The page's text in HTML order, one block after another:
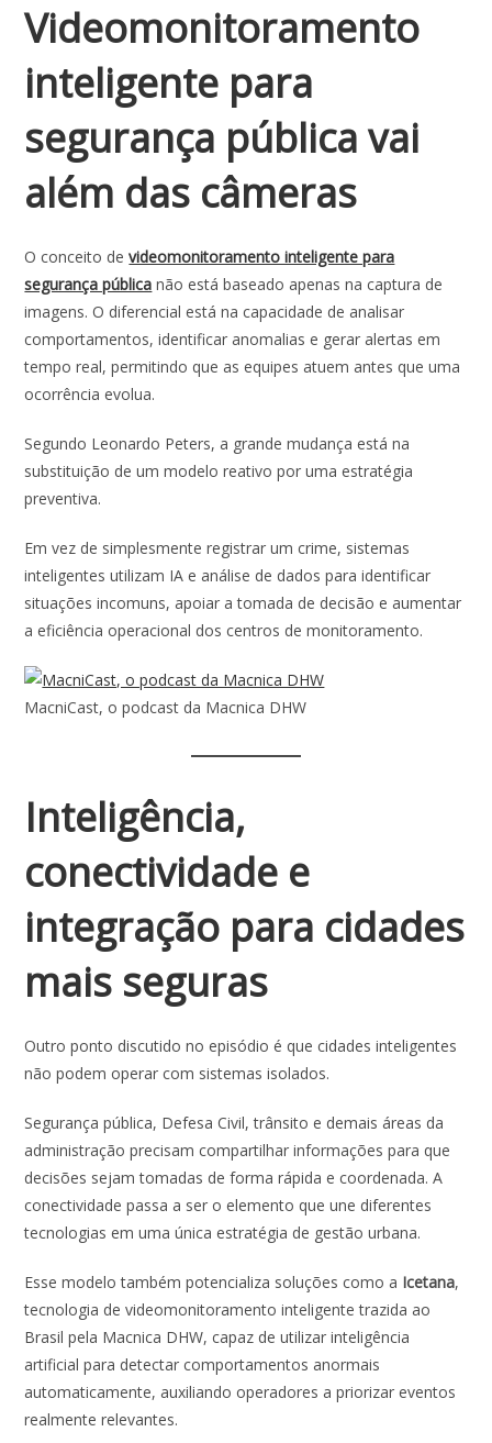
Videomonitoramento
inteligente para
segurança pública vai
além das câmeras
O conceito devideomonitoramento inteligente para
segurança pública não está baseado apenas na captura de
imagens. O diferencial está na capacidade de analisar
comportamentos, identificar anomalias e gerar alertas em
tempo real, permitindo que as equipes atuem antes que uma
ocorrência evolua.
Segundo Leonardo Peters, a grande mudança está na
substituição de um modelo reativo por uma estratégia
preventiva.
Em vez de simplesmente registrar um crime, sistemas
inteligentes utilizam IA e análise de dados para identificar
situações incomuns, apoiar a tomada de decisão e aumentar
a eficiência operacional dos centros de monitoramento.
MacniCast, o podcast da Macnica DHW
Inteligência,
conectividade e
integração para cidades
mais seguras
Outro ponto discutido no episódio é que cidades inteligentes
não podem operar com sistemas isolados.
Segurança pública, Defesa Civil, trânsito e demais áreas da
administração precisam compartilhar informações para que
decisões sejam tomadas de forma rápida e coordenada. A
conectividade passa a ser o elemento que une diferentes
tecnologias em uma única estratégia de gestão urbana.
Esse modelo também potencializa soluções como a Icetana,
tecnologia de videomonitoramento inteligente trazida ao
Brasil pela Macnica DHW, capaz de utilizar inteligência
artificial para detectar comportamentos anormais
automaticamente, auxiliando operadores a priorizar eventos
realmente relevantes.